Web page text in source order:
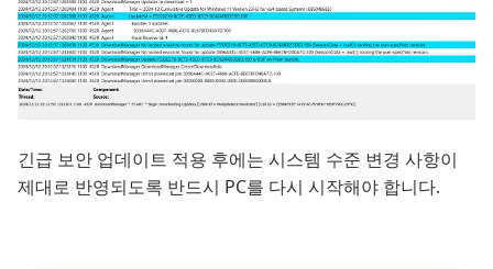
긴급 보안 업데이트 적용 후에는 시스템 수준 변경 사항이
제대로 반영되도록 반드시 PC를 다시 시작해야 합니다.